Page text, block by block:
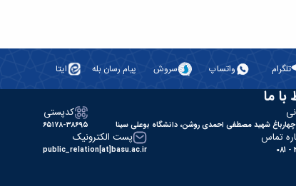
تلگرام واتساپ سروش پیام رسان بله ایتا
با ما
شهید مصطفی احمدی روشن، دانشگاه بوعلی سینا
کدپستی
۶۵۱۷۸-۳۸۶۹۵
تماس پست الکترونیک
public_relation[at]basu.ac.ir